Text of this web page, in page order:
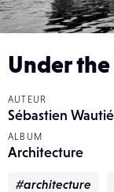
Under
AUTEUR
Sébastien Wautié
ALBUM
Architecture
#architecture